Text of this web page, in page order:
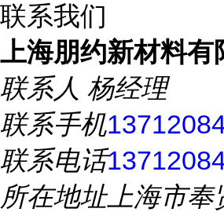
联系我们
上海朋约新材料有
联系人 杨经理
联系手机
联系电话
所在地址上海市奉